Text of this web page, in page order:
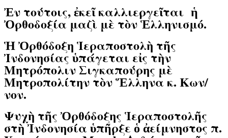
Ἐν τούτοις, ἐκεῖ καλλιεργεῖται ἡ
Ὀρθοδοξία μαζὶ μὲ τὸν Ἑλληνισμό.
Ἡ Ὀρθόδοξη Ἱεραποστολὴ τῆς
Ἰνδονησίας ὑπάγεται εἰς τὴν
Μητρόπολιν Σιγκαπούρης μὲ
Μητροπολίτην τὸν Ἕλληνα κ. Κων/
νον.
Ψυχὴ τῆς Ὀρθόδοξης Ἱεραποστολῆς
στὴ Ἰνδονησία ὑπῆρξε ὁ ἀείμνηστος π.